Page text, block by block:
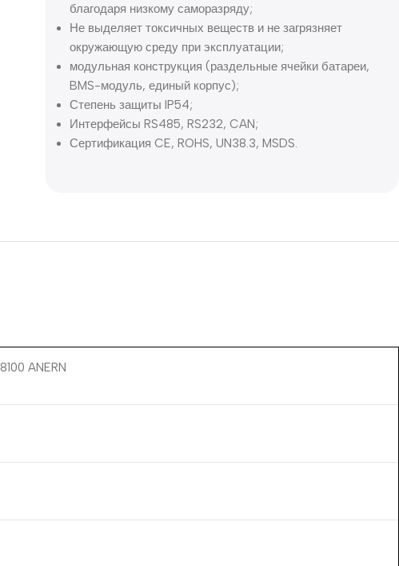
благодаря низкому саморазряду;
Не выделяет токсичных веществ и не загрязняет
окружающую среду при эксплуатации;
модульная конструкция (раздельные ячейки батареи,
BMS-модуль, единый корпус);
Степень защиты IP54;
Интерфейсы RS485, RS232, CAN;
Сертификация CE, ROHS, UN38.3, MSDS.
ANERN